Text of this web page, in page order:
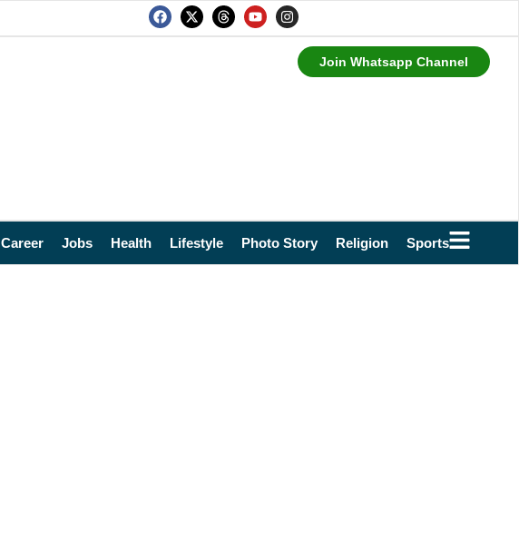
Join Whatsapp Channel
Career Jobs Health Lifestyle Photo Story Religion Sports